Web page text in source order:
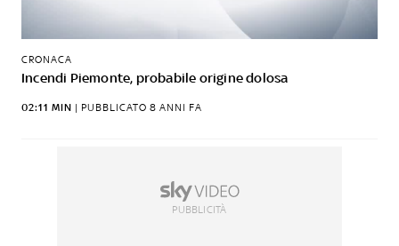
CRONACA
Incendi Piemonte, probabile origine dolosa
02:11 MIN | PUBBLICATO 8 ANNI FA
PUBBLICITÀ